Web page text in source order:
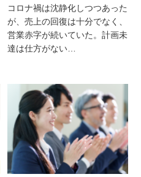
コロナ禍は沈静化しつつあった
が、売上の回復は十分でなく、
営業赤字が続いていた。計画未
達は仕方がない…